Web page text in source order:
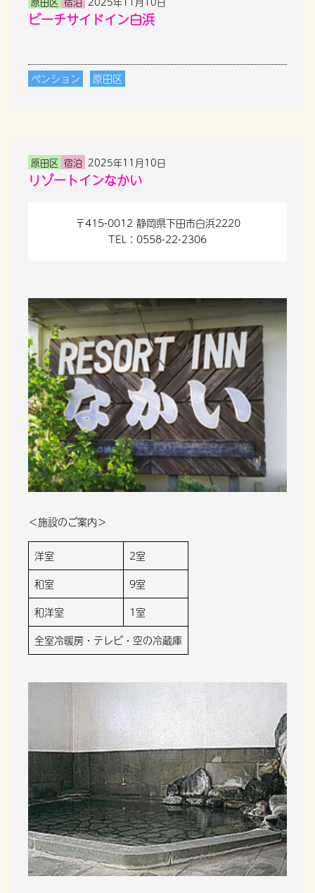
ビーチサイドイン白浜
ペンション 原田区
原田区 宿泊 2025年11月10日
リゾートインなかい
〒415-0012 静岡県下田市白浜2220
TEL：0558-22-2306
＜施設のご案内＞
洋室
2室
和室
9室
和洋室
1室
全室冷暖房・テレビ・空の冷蔵庫